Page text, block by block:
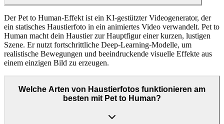
Der Pet to Human-Effekt ist ein KI-gestützter Videogenerator, der
ein statisches Haustierfoto in ein animiertes Video verwandelt. Pet to
Human macht dein Haustier zur Hauptfigur einer kurzen, lustigen
Szene. Er nutzt fortschrittliche Deep-Learning-Modelle, um
realistische Bewegungen und beeindruckende visuelle Effekte aus
einem einzigen Bild zu erzeugen.
Welche Arten von Haustierfotos funktionieren am
besten mit Pet to Human?